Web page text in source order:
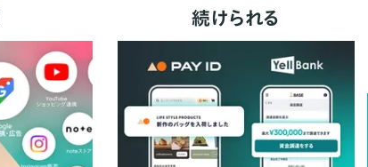
続けられる